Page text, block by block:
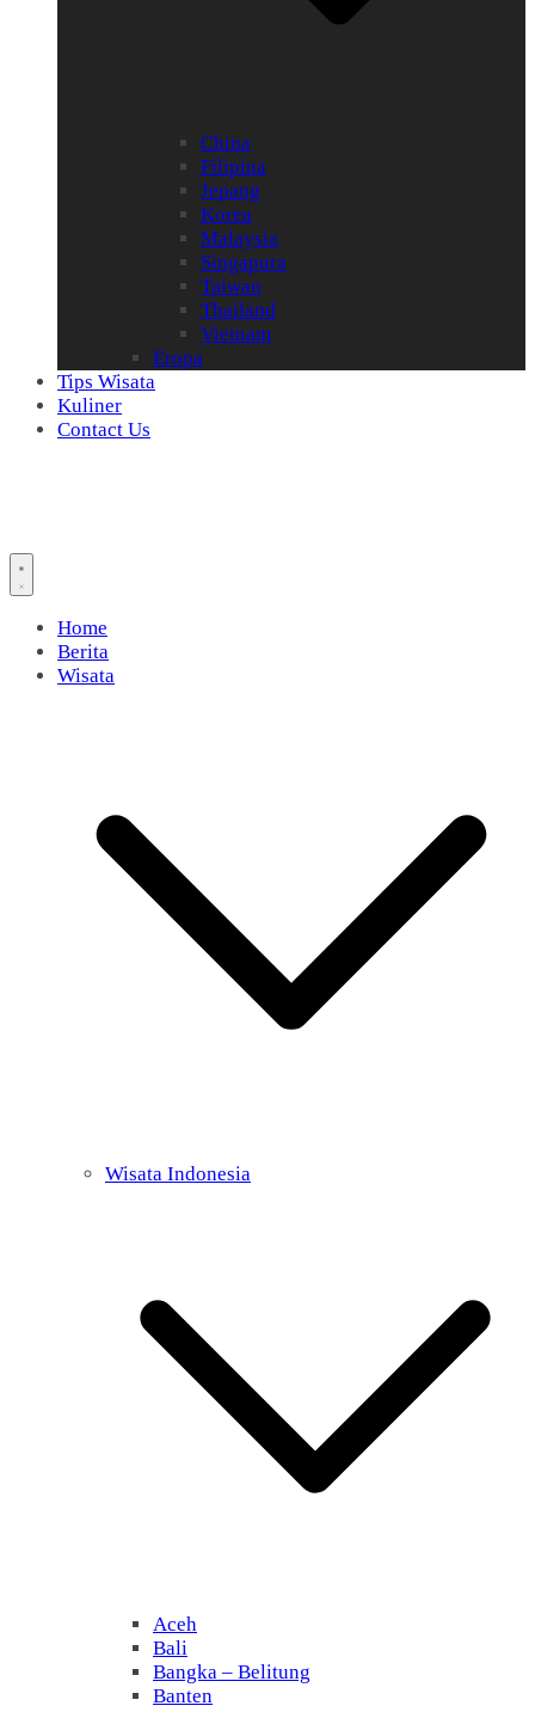
China
Filipina
Jepang
Korea
Malaysia
Singapura
Taiwan
Thailand
Vietnam
Eropa
Tips Wisata
Kuliner
Contact Us
Home
Berita
Wisata
Wisata Indonesia
Aceh
Bali
Bangka – Belitung
Banten